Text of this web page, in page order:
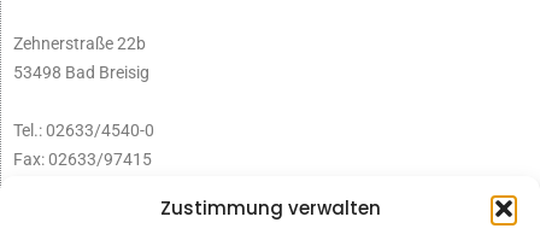
Zustimmung verwalten
Zehnerstraße 22b
53498 Bad Breisig
Tel.: 02633/4540-0
Fax: 02633/97415